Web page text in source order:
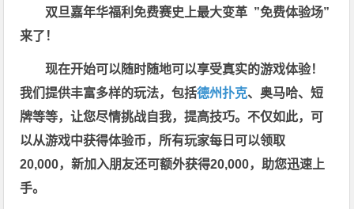
双旦嘉年华福利免费赛史上最大变革 ”免费体验场”
来了！
现在开始可以随时随地可以享受真实的游戏体验！
我们提供丰富多样的玩法，包括德州扑克、奥马哈、短
牌等等，让您尽情挑战自我，提高技巧。不仅如此， 可
以从游戏中获得体验币，所有玩家每日可以领取
20,000，新加入朋友还可额外获得20,000，助您迅速上
手。